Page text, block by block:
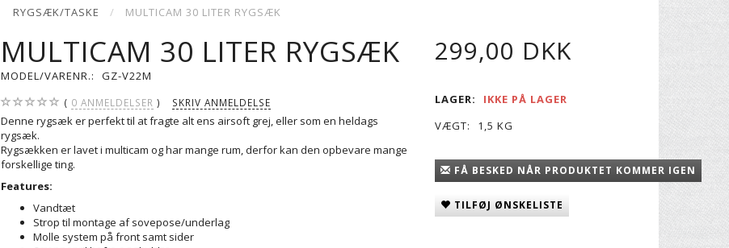
RYGSÆK/TASKE MULTICAM 30 LITER RYGSÆK
MULTICAM 30 LITER RYGSÆK
MODEL/VARENR.: GZ-V22M
0 ANMELDELSER SKRIV ANMELDELSE
Denne rygsæk er perfekt til at fragte alt ens airsoft grej, eller som en heldags
rygsæk.
Rygsækken er lavet i multicam og har mange rum, derfor kan den opbevare mange
forskellige ting.
Features:
Vandtæt
Strop til montage af sovepose/underlag
Molle system på front samt sider
299,00 DKK
LAGER:
IKKE PÅ LAGER
VÆGT:
1,5 KG
FÅ BESKED NÅR PRODUKTET KOMMER IGEN
TILFØJ ØNSKELISTE